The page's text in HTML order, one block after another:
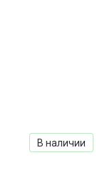
В наличии